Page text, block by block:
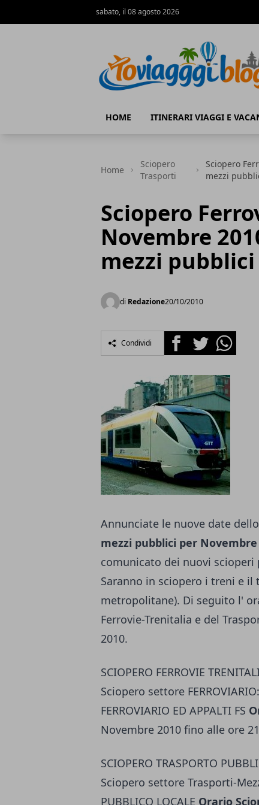
sabato, il 08 agosto 2026
HOME ITINERARI VIAGGI E
Home
Sciopero
Trasporti
Sciopero
mezzi
Sciopero
Novembre
mezzi pubblici
di Redazione20/10/2010
Condividi FacebookTwitterWhatsapp
Annunciate le nuove date dello
mezzi pubblici per Novembre
comunicato dei nuovi scioperi
Saranno in sciopero i treni e
metropolitane). Di seguito l'
Ferrovie-Trenitalia e del
2010.
SCIOPERO FERROVIE
Sciopero settore
FERROVIARIO ED APPALTI FS
Novembre 2010 fino alle ore
SCIOPERO TRASPORTO
Sciopero settore Trasporti-
PUBBLICO LOCALE Orario